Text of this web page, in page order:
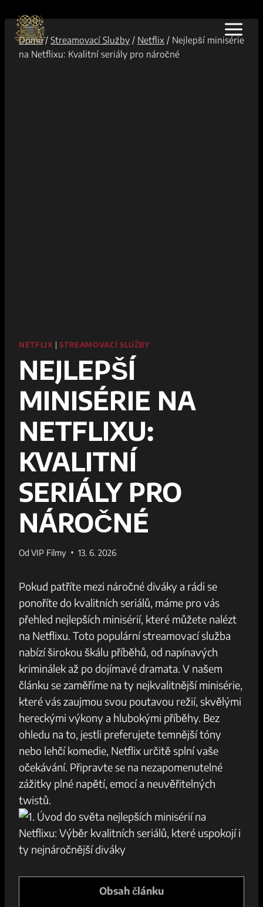
na
obsahDomů / Streamovací Služby / Netflix / Nejlepší minisérie
na Netflixu: Kvalitní seriály pro náročné
NETFLIX |STREAMOVACÍ SLUŽBY
NEJLEPŠÍ
MINISÉRIE NA
NETFLIXU:
KVALITNÍ
SERIÁLY PRO
NÁROČNÉ
Od VIP Filmy 13. 6. 2026
Pokud patříte mezi náročné diváky a rádi se
ponoříte do kvalitních seriálů, máme pro vás
přehled nejlepších minisérií, které můžete nalézt
na Netflixu. Toto populární streamovací služba
nabízí širokou škálu příběhů, od napínavých
kriminálek až po dojímavé dramata. V našem
článku se zaměříme na ty nejkvalitnější minisérie,
které vás zaujmou svou poutavou režií, skvělými
hereckými výkony a hlubokými příběhy. Bez
ohledu na to, jestli preferujete temnější tóny
nebo lehčí komedie, Netflix určitě splní vaše
očekávání. Připravte se na nezapomenutelné
zážitky plné napětí, emocí a neuvěřitelných
twistů.
Obsah článku